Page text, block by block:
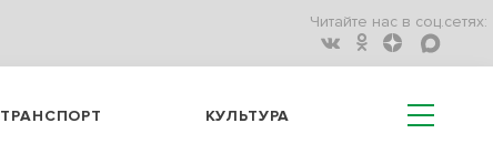
Читайте нас в соц.сетях:
ТРАНСПОРТ КУЛЬТУРА